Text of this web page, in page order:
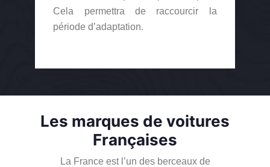
Cela permettra de raccourcir la
période d’adaptation.
Les marques de voitures
Françaises
La France est l’un des berceaux de